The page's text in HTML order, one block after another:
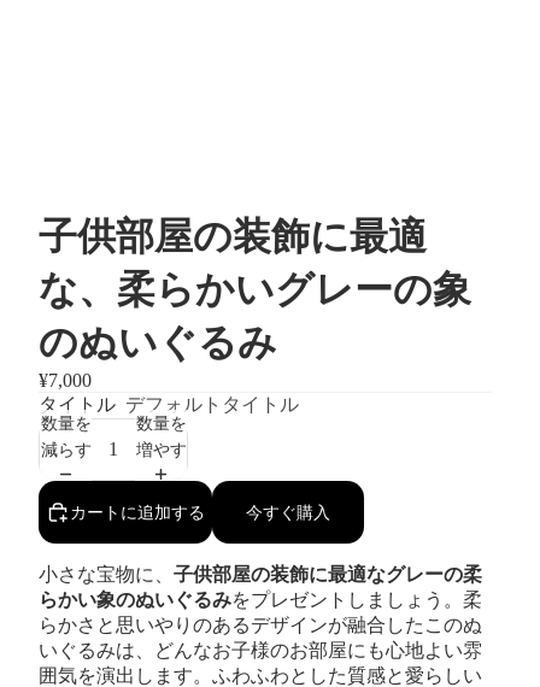
子供部屋の装飾に最適
な、柔らかいグレーの象
のぬいぐるみ
¥7,000
タイトル デフォルトタイトル
数量を
減らす
数量を
増やす
カートに追加する 今すぐ購入
小さな宝物に、 子供部屋の装飾に最適なグレーの柔
らかい象のぬいぐるみをプレゼントしましょう。柔
らかさと思いやりのあるデザインが融合したこのぬ
いぐるみは、どんなお子様のお部屋にも心地よい雰
囲気を演出します。ふわふわとした質感と愛らしい